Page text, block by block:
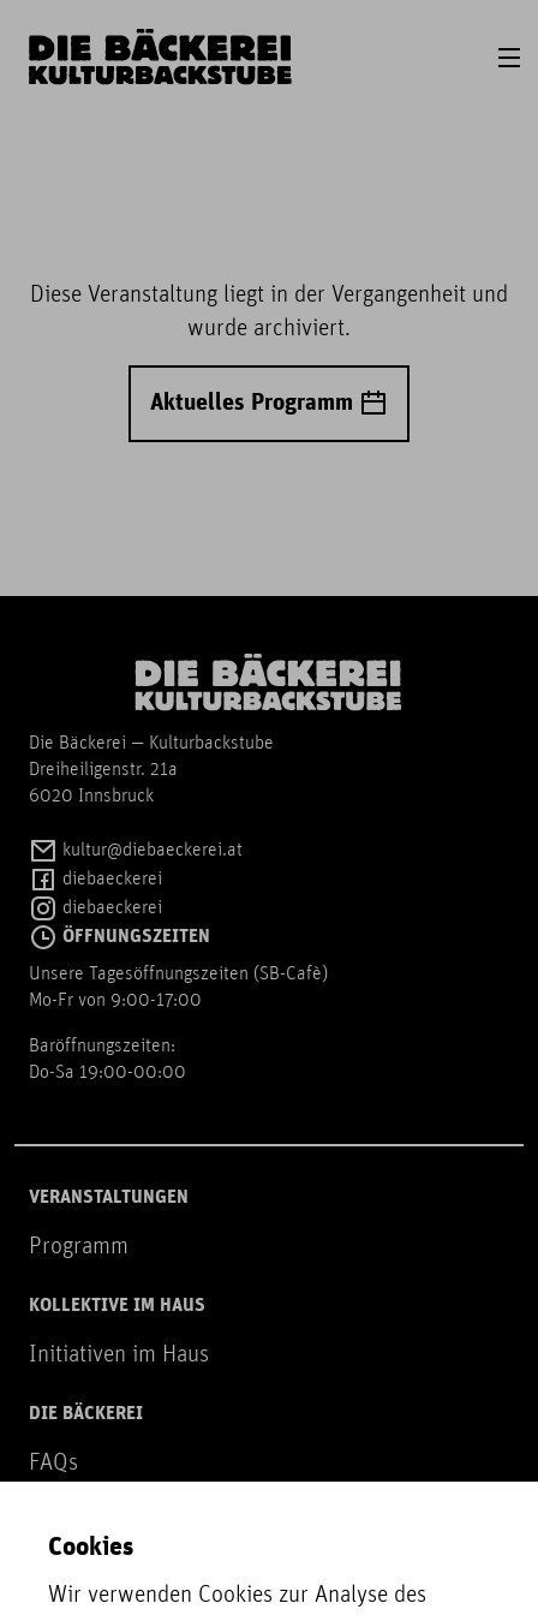
Diese Veranstaltung liegt in der Vergangenheit und
wurde archiviert.
Aktuelles Programm
Die Bäckerei — Kulturbackstube
Dreiheiligenstr. 21a
6020 Innsbruck
kultur@diebaeckerei.at
diebaeckerei
diebaeckerei
ÖFFNUNGSZEITEN
Unsere Tagesöffnungszeiten (SB-Cafè)
Mo-Fr von 9:00-17:00
Baröffnungszeiten:
Do-Sa 19:00-00:00
VERANSTALTUNGEN
Programm
KOLLEKTIVE IM HAUS
Initiativen im Haus
DIE BÄCKEREI
FAQs
NEWSLETTER
Zur Newsletter Anmeldung
Cookies
Wir verwenden Cookies zur Analyse des